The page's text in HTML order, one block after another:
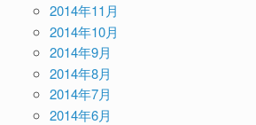
2014年11月
2014年10月
2014年9月
2014年8月
2014年7月
2014年6月